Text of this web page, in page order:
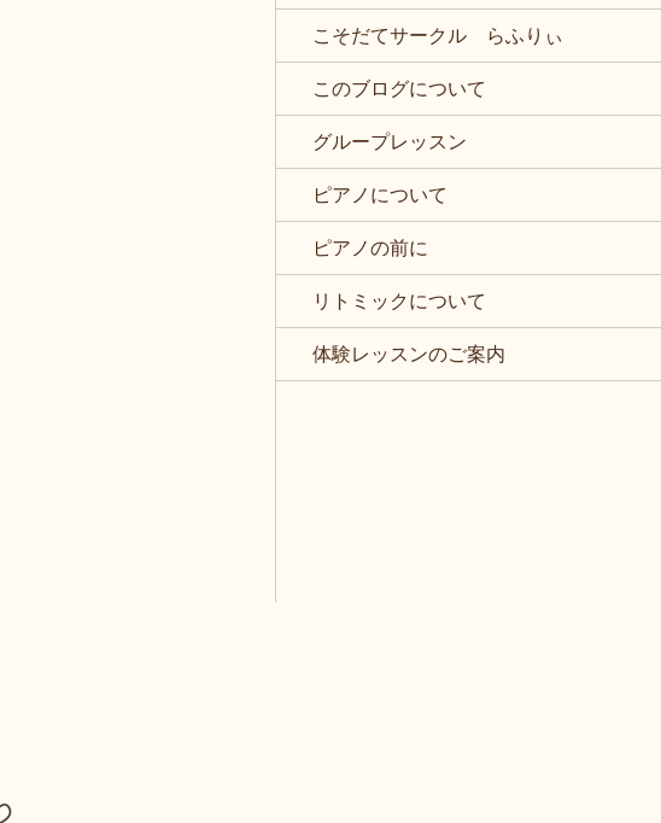
こそだてサークル らふりぃ
このブログについて
グループレッスン
ピアノについて
ピアノの前に
リトミックについて
体験レッスンのご案内